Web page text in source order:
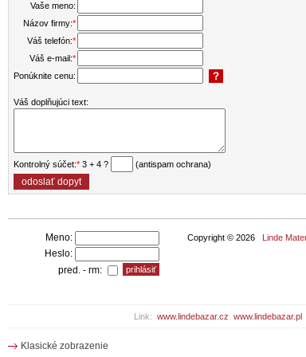
Vaše meno:
Názov firmy:*
Váš telefón:*
Váš e-mail:*
Ponúknite cenu:
Váš doplňujúci text:
Kontrolný súčet:*3 + 4 ? (antispam ochrana)
Meno:
Heslo:
pred. - rm:
Copyright © 2026 Linde
Link: www.lindebazar.cz www.lindebazar.pl